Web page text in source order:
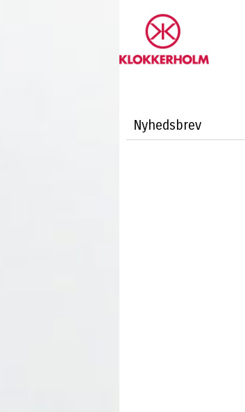
Nyhedsbrev